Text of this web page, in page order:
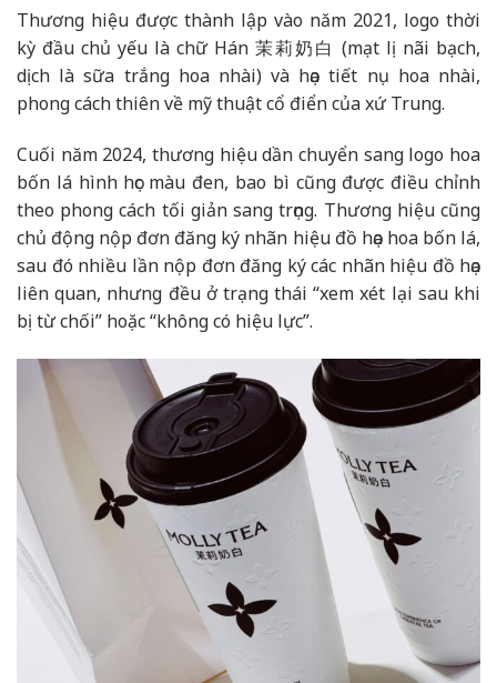
Thương hiệu được thành lập vào năm 2021, logo thời
kỳ đầu chủ yếu là chữ Hán 茉莉奶白 (mạt lị nãi bạch,
dịch là sữa trắng hoa nhài) và họa tiết nụ hoa nhài,
phong cách thiên về mỹ thuật cổ điển của xứ Trung.
Cuối năm 2024, thương hiệu dần chuyển sang logo hoa
bốn lá hình học màu đen, bao bì cũng được điều chỉnh
theo phong cách tối giản sang trọng. Thương hiệu cũng
chủ động nộp đơn đăng ký nhãn hiệu đồ họa hoa bốn lá,
sau đó nhiều lần nộp đơn đăng ký các nhãn hiệu đồ họa
liên quan, nhưng đều ở trạng thái “xem xét lại sau khi
bị từ chối” hoặc “không có hiệu lực”.